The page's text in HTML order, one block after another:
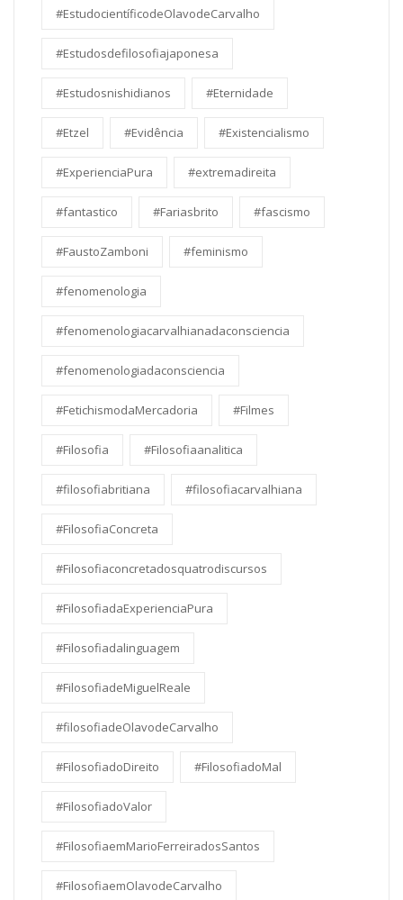
#EstudocientíficodeOlavodeCarvalho
#Estudosdefilosofiajaponesa
#Estudosnishidianos #Eternidade
#Etzel #Evidência #Existencialismo
#ExperienciaPura #extremadireita
#fantastico #Fariasbrito #fascismo
#FaustoZamboni #feminismo
#fenomenologia
#fenomenologiacarvalhianadaconsciencia
#fenomenologiadaconsciencia
#FetichismodaMercadoria #Filmes
#Filosofia #Filosofiaanalitica
#filosofiabritiana #filosofiacarvalhiana
#FilosofiaConcreta
#Filosofiaconcretadosquatrodiscursos
#FilosofiadaExperienciaPura
#Filosofiadalinguagem
#FilosofiadeMiguelReale
#filosofiadeOlavodeCarvalho
#FilosofiadoDireito #FilosofiadoMal
#FilosofiadoValor
#FilosofiaemMarioFerreiradosSantos
#FilosofiaemOlavodeCarvalho